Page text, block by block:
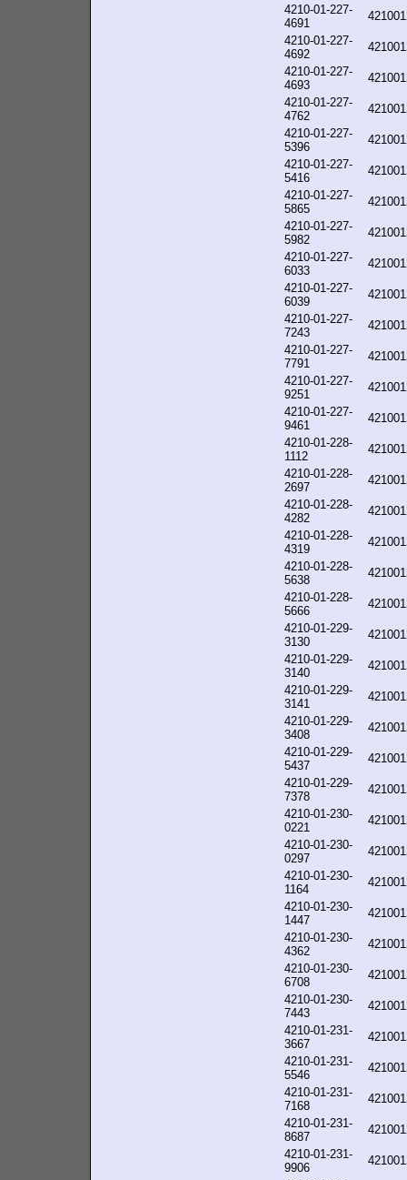
4210-01-227-
4691
4210-01-227-
4692
4210-01-227-
4693
4210-01-227-
4762
4210-01-227-
5396
4210-01-227-
5416
4210-01-227-
5865
4210-01-227-
5982
4210-01-227-
6033
4210-01-227-
6039
4210-01-227-
7243
4210-01-227-
7791
4210-01-227-
9251
4210-01-227-
9461
4210-01-228-
1112
4210-01-228-
2697
4210-01-228-
4282
4210-01-228-
4319
4210-01-228-
5638
4210-01-228-
5666
4210-01-229-
3130
4210-01-229-
3140
4210-01-229-
3141
4210-01-229-
3408
4210-01-229-
5437
4210-01-229-
7378
4210-01-230-
0221
4210-01-230-
0297
4210-01-230-
1164
4210-01-230-
1447
4210-01-230-
4362
4210-01-230-
6708
4210-01-230-
7443
4210-01-231-
3667
4210-01-231-
5546
4210-01-231-
7168
4210-01-231-
8687
4210-01-231-
9906